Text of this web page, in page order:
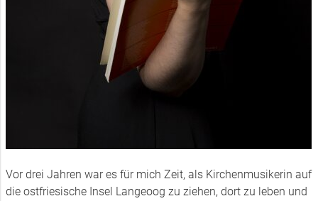
Vor drei Jahren war es für mich Zeit, als Kirchenmusikerin auf
die ostfriesische Insel Langeoog zu ziehen, dort zu leben und